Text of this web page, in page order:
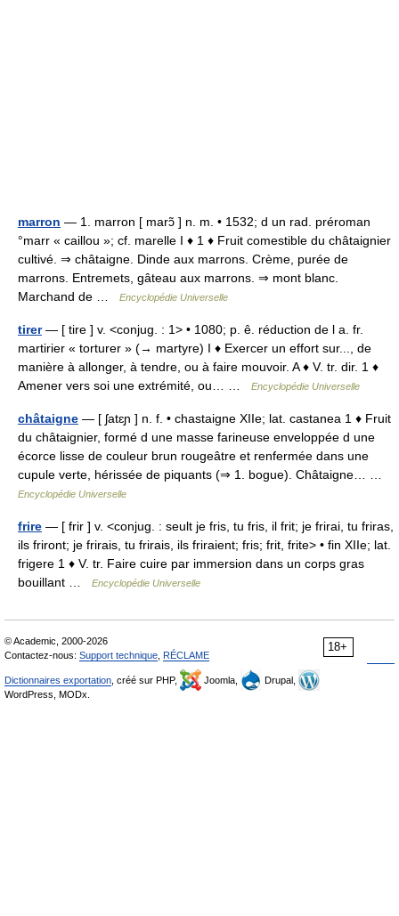
marron — 1. marron [ marɔ̃ ] n. m. • 1532; d un rad. préroman
°marr « caillou »; cf. marelle I ♦ 1 ♦ Fruit comestible du châtaignier
cultivé. ⇒ châtaigne. Dinde aux marrons. Crème, purée de
marrons. Entremets, gâteau aux marrons. ⇒ mont blanc.
Marchand de …
Encyclopédie Universelle
tirer— [ tire ] v. <conjug. : 1> • 1080; p. ê. réduction de l a. fr.
martirier « torturer » (→ martyre) I ♦ Exercer un effort sur..., de
manière à allonger, à tendre, ou à faire mouvoir. A ♦ V. tr. dir. 1 ♦
Amener vers soi une extrémité, ou… …
Encyclopédie Universelle
châtaigne — [ ʃatɛɲ ] n. f. • chastaigne XIIe; lat. castanea 1 ♦ Fruit
du châtaignier, formé d une masse farineuse enveloppée d une
écorce lisse de couleur brun rougeâtre et renfermée dans une
cupule verte, hérissée de piquants (⇒ 1. bogue). Châtaigne… …
Encyclopédie Universelle
frire — [ frir ] v. <conjug. : seult je fris, tu fris, il frit; je frirai, tu friras,
ils friront; je frirais, tu frirais, ils friraient; fris; frit, frite> • fin XIIe; lat.
frigere 1 ♦ V. tr. Faire cuire par immersion dans un corps gras
bouillant …
Encyclopédie Universelle
18+
© Academic, 2000-2026
Contactez-nous: Support technique RÉCLAME
Dictionnaires exportation , créé sur PHP, Joomla,
Drupal,
WordPress, MODx.